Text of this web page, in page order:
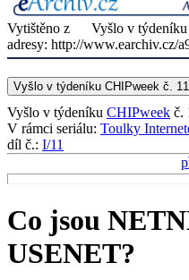
Vyšlo v týdeníku
Vytištěno z
adresy: http://www.earchiv.cz/
Vyšlo v týdeníku CHIPweek č.
V rámci seriálu: Toulky
díl č.: I/11
Co jsou
USENET?